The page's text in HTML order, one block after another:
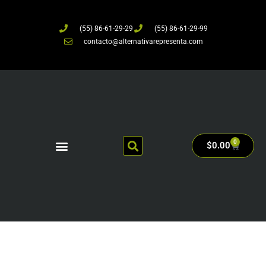
(55) 86-61-29-29
(55) 86-61-29-99
contacto@alternativarepresenta.com
$0.00 0